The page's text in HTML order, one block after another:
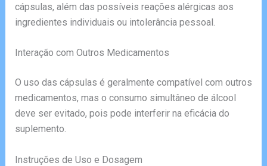
cápsulas, além das possíveis reações alérgicas aos
ingredientes individuais ou intolerância pessoal.
Interação com Outros Medicamentos
O uso das cápsulas é geralmente compatível com outros
medicamentos, mas o consumo simultâneo de álcool
deve ser evitado, pois pode interferir na eficácia do
suplemento.
Instruções de Uso e Dosagem